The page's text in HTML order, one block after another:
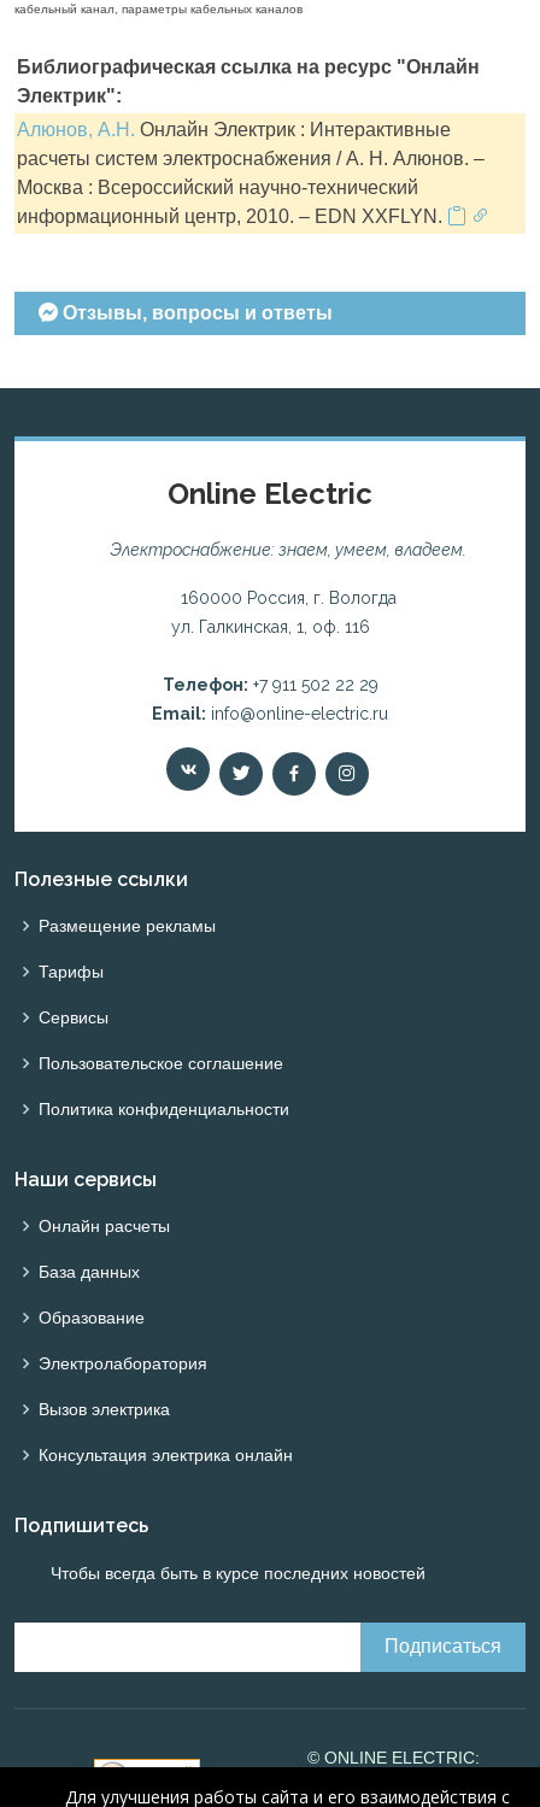
кабельный канал, параметры кабельных каналов
Библиографическая ссылка на ресурс "Онлайн
Электрик":
Алюнов, А.Н. Онлайн Электрик : Интерактивные
расчеты систем электроснабжения / А. Н. Алюнов. –
Москва : Всероссийский научно-технический
информационный центр, 2010. – EDN XXFLYN.
Отзывы, вопросы и ответы
Online Electric
Электроснабжение: знаем, умеем, владеем.
160000 Россия, г. Вологда
ул. Галкинская, 1, оф. 116
Телефон: +7 911 502 22 29
Email: info@online-electric.ru
Полезные ссылки
Размещение рекламы
Тарифы
Сервисы
Пользовательское соглашение
Политика конфиденциальности
Наши сервисы
Онлайн расчеты
База данных
Образование
Электролаборатория
Вызов электрика
Консультация электрика онлайн
Подпишитесь
Чтобы всегда быть в курсе последних новостей
© ONLINE ELECTRIC:
Для улучшения работы сайта и его взаимодействия с